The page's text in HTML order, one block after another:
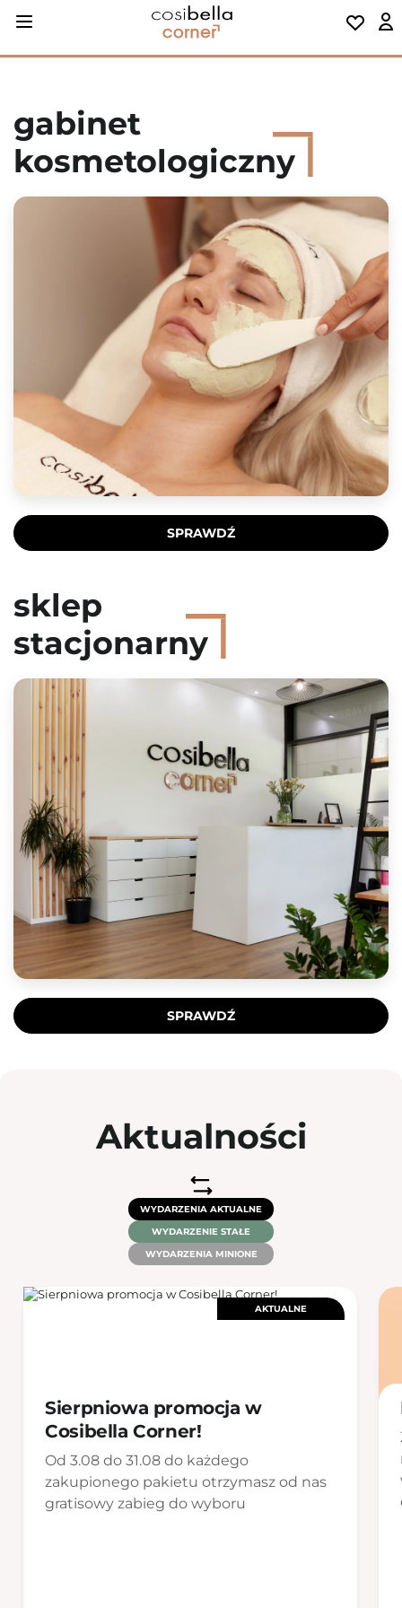
SPRAWDŹ
gabinet
kosmetologiczny
SPRAWDŹ
sklep
stacjonarny
Aktualności
WYDARZENIA AKTUALNE
WYDARZENIE STAŁE
WYDARZENIA MINIONE
AKTUALNE
Sierpniowa promocja w
Cosibella Corner!
Od 3.08 do 31.08 do każdego
zakupionego pakietu otrzymasz od nas
gratisowy zabieg do wyboru